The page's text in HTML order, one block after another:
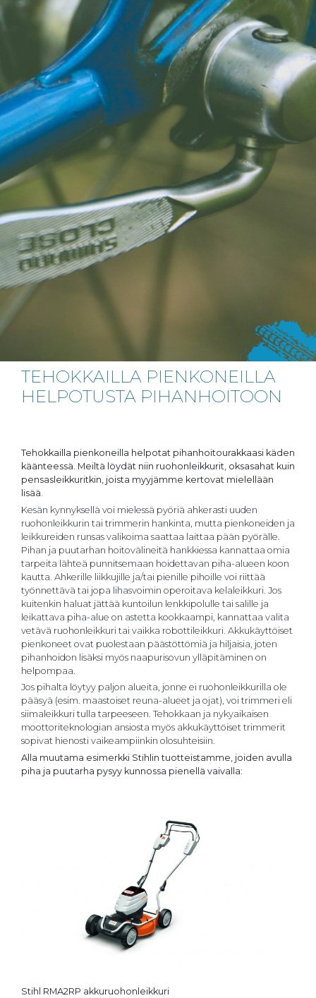
TEHOKKAILLA PIENKONEILLA
HELPOTUSTA PIHANHOITOON
Tehokkailla pienkoneilla helpotat pihanhoitourakkaasi käden
käänteessä. Meiltä löydät niin ruohonleikkurit, oksasahat kuin
pensasleikkuritkin, joista myyjämme kertovat mielellään
lisää.
Kesän kynnyksellä voi mielessä pyöriä ahkerasti uuden
ruohonleikkurin tai trimmerin hankinta, mutta pienkoneiden ja
leikkureiden runsas valikoima saattaa laittaa pään pyörälle.
Pihan ja puutarhan hoitovälineitä hankkiessa kannattaa omia
tarpeita lähteä punnitsemaan hoidettavan piha-alueen koon
kautta. Ahkerille liikkujille ja/tai pienille pihoille voi riittää
työnnettävä tai jopa lihasvoimin operoitava kelaleikkuri. Jos
kuitenkin haluat jättää kuntoilun lenkkipolulle tai salille ja
leikattava piha-alue on astetta kookkaampi, kannattaa valita
vetävä ruohonleikkuri tai vaikka robottileikkuri. Akkukäyttöiset
pienkoneet ovat puolestaan päästöttömiä ja hiljaisia, joten
pihanhoidon lisäksi myös naapurisovun ylläpitäminen on
helpompaa.
Jos pihalta löytyy paljon alueita, jonne ei ruohonleikkurilla ole
pääsyä (esim. maastoiset reuna-alueet ja ojat), voi trimmeri eli
siimaleikkuri tulla tarpeeseen. Tehokkaan ja nykyaikaisen
moottoriteknologian ansiosta myös akkukäyttöiset trimmerit
sopivat hienosti vaikeampiinkin olosuhteisiin.
Alla muutama esimerkki Stihlin tuotteistamme, joiden avulla
piha ja puutarha pysyy kunnossa pienellä vaivalla:
Stihl RMA2RP akkuruohonleikkuri